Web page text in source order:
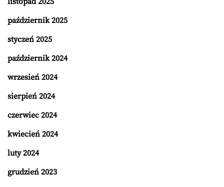
październik 2025
styczeń 2025
październik 2024
wrzesień 2024
sierpień 2024
czerwiec 2024
kwiecień 2024
luty 2024
grudzień 2023